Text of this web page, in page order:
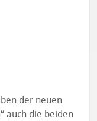
der neuen
auch die beiden